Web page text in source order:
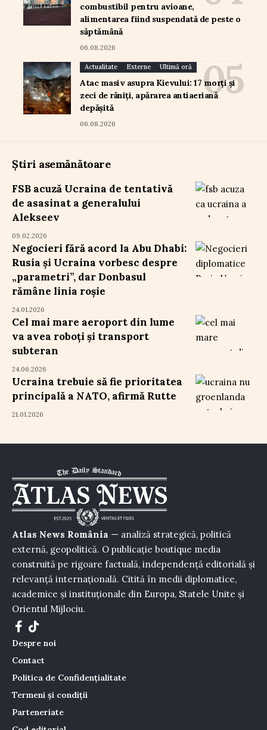
combustibil pentru avioane,
alimentarea fiind suspendată de peste o
săptămână
06.08.2026
Actualitate Externe Ultimă oră
Atac masiv asupra Kievului: 17 morți și
zeci de răniți, apărarea antiaeriană
depășită
06.08.2026
Știri asemănătoare
FSB acuză Ucraina de tentativă
de asasinat a generalului
Alekseev
09.02.2026
Negocieri fără acord la Abu Dhabi:
Rusia și Ucraina vorbesc despre
„parametri”, dar Donbasul
rămâne linia roșie
24.01.2026
Cel mai mare aeroport din lume
va avea roboți și transport
subteran
24.06.2026
Ucraina trebuie să fie prioritatea
principală a NATO, afirmă Rutte
21.01.2026
Atlas News România — analiză strategică, politică
externă, geopolitică. O publicație boutique media
construită pe rigoare factuală, independență editorială și
relevanță internațională. Citită în medii diplomatice,
academice și instituționale din Europa, Statele Unite și
Orientul Mijlociu.
Despre noi
Contact
Politica de Confidențialitate
Termeni și condiții
Parteneriate